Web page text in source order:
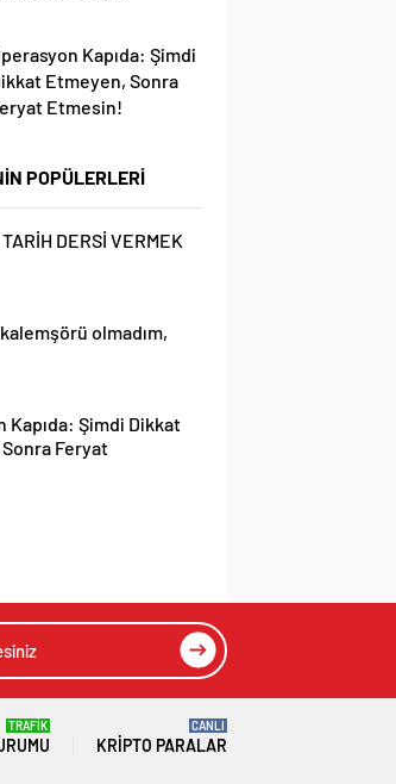
Kapıda: Şimdi
Etmeyen, Sonra
Etmesin!
POPÜLERLERİ
TARİH DERSİ VERMEK
olmadım,
Kapıda: Şimdi Dikkat
Feryat
TRAFİK
KRIPTO PARALAR
CANLI